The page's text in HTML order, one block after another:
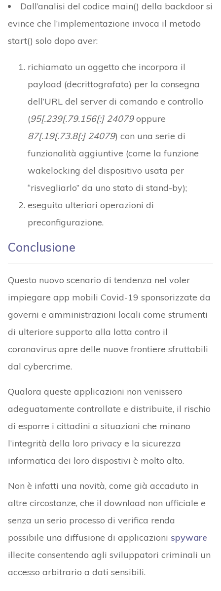
Dall’analisi del codice main() della backdoor si
evince che l’implementazione invoca il metodo
start() solo dopo aver:
richiamato un oggetto che incorpora il
payload (decrittografato) per la consegna
dell’URL del server di comando e controllo
(95[.239[.79.156[:] 24079oppure
87[.19[.73.8[:] 24079) con una serie di
funzionalità aggiuntive (come la funzione
wakelocking del dispositivo usata per
“risvegliarlo” da uno stato di stand-by);
eseguito ulteriori operazioni di
preconfigurazione.
Conclusione
Questo nuovo scenario di tendenza nel voler
impiegare app mobili Covid-19 sponsorizzate da
governi e amministrazioni locali come strumenti
di ulteriore supporto alla lotta contro il
coronavirus apre delle nuove frontiere sfruttabili
dal cybercrime.
Qualora queste applicazioni non venissero
adeguatamente controllate e distribuite, il rischio
di esporre i cittadini a situazioni che minano
l’integrità della loro privacy e la sicurezza
informatica dei loro dispostivi è molto alto.
Non è infatti una novità, come già accaduto in
altre circostanze, che il download non ufficiale e
senza un serio processo di verifica renda
possibile una diffusione di applicazioni spyware
illecite consentendo agli sviluppatori criminali un
accesso arbitrario a dati sensibili.